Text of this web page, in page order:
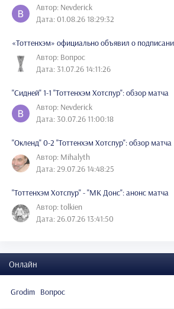
Автор: Nevderick
Дата: 01.08.26 18:29:32
«Тоттенхэм» официально объявил о
Автор: Вопрос
Дата: 31.07.26 14:11:26
"Сидней" 1-1 "Тоттенхэм Хотспур": обзор матча
Автор: Nevderick
Дата: 30.07.26 11:00:18
"Окленд" 0-2 "Тоттенхэм Хотспур": обзор матча
Автор: Mihalyth
Дата: 29.07.26 14:48:25
"Тоттенхэм Хотспур" - "МК Донс": анонс матча
Автор: tolkien
Дата: 26.07.26 13:41:50
Онлайн
Grodim Вопрос